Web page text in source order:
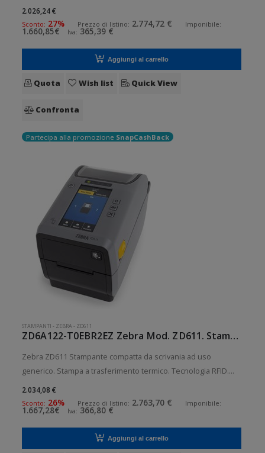
Collegamento wireless senza fili. Velocità di stampa: 203
mm/sec Risoluzione di stampa: 8 dot/mm RFID: Presente
Wireless: Presente S
2.026,24 €
Sconto: 27% Prezzo di listino: 2.774,72 € Imponibile:
1.660,85€ Iva: 365,39 €
Aggiungi al carrello
Quota Wish list Quick View
Confronta
Partecipa alla promozione SnapCashBack
STAMPANTI - ZEBRA- ZD611
ZD6A122-T0EBR2EZ Zebra Mod. ZD611. Stampante di etichette.
Zebra ZD611 Stampante compatta da scrivania ad uso
generico. Stampa a trasferimento termico. Tecnologia RFID.
Collegamento wireless senza fili. Velocità di stampa: 203
mm/sec Risoluzione di stampa: 8 dot/mm RFID: Presente
Wireless: Presente S
2.034,08 €
Sconto: 26% Prezzo di listino: 2.763,70 € Imponibile:
1.667,28€ Iva: 366,80 €
Aggiungi al carrello